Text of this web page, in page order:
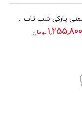
چراغ چمنی پارکی شب تاب مدل تابش
1,255,800 تومان